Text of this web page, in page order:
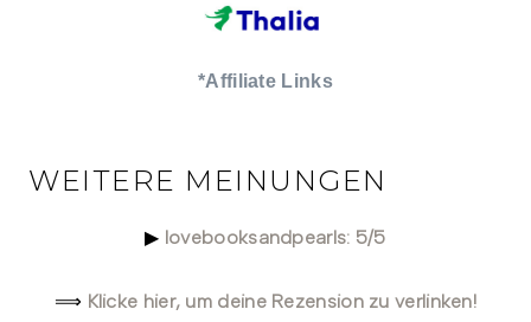
*Affiliate Links
WEITERE MEINUNGEN
▶ lovebooksandpearls: 5/5
⟹ Klicke hier, um deine Rezension zu verlinken!